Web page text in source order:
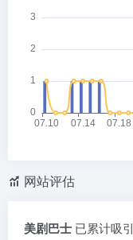
网站评估
美剧巴士 已累计吸引